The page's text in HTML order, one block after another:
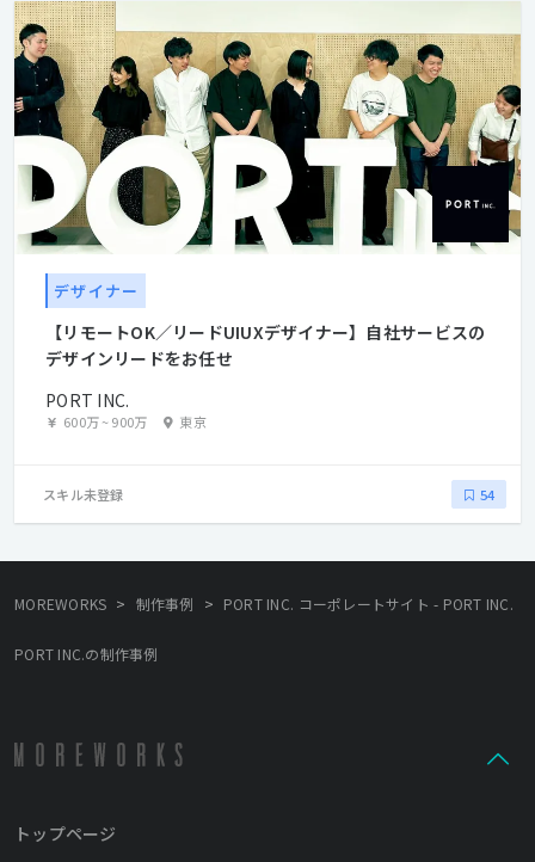
デザイナー
【リモートOK／リードUIUXデザイナー】自社サービスの
デザインリードをお任せ
PORT INC.
600万~900万 東京
スキル未登録 54
MOREWORKS > 制作事例 > PORT INC. コーポレートサイト - PORT INC.
PORT INC.の制作事例
トップページ